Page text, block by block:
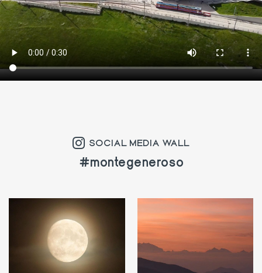
SOCIAL MEDIA WALL
#montegeneroso